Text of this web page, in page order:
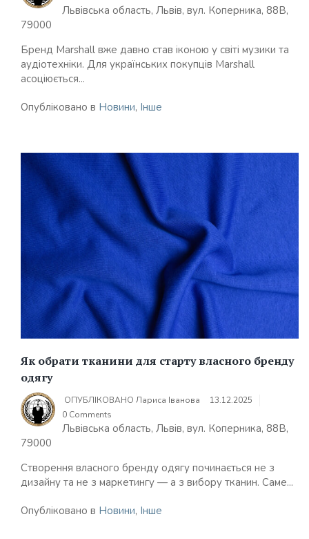
Львівська область, Львів, вул. Коперника, 88В,
79000
Бренд Marshall вже давно став іконою у світі музики та
аудіотехніки. Для українських покупців Marshall
асоціюється...
Опубліковано в Новини, Інше
Як обрати тканини для старту власного бренду
одягу
ОПУБЛІКОВАНО Лариса Іванова
13.12.2025
0 Comments
Львівська область, Львів, вул. Коперника, 88В,
79000
Створення власного бренду одягу починається не з
дизайну та не з маркетингу — а з вибору тканин. Саме...
Опубліковано в Новини, Інше